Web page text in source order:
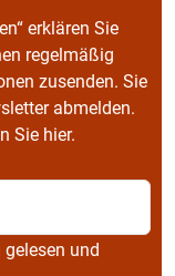
erklären Sie
regelmäßig
zusenden. Sie
abmelden.
Sie hier.
gelesen und